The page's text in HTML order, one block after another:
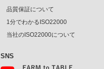
品質保証について
1分でわかるISO22000
当社のISO22000について
SNS